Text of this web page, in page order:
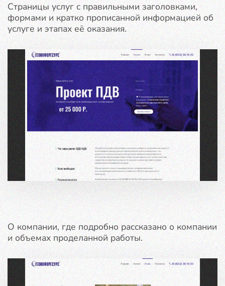
Страницы услуг с правильными заголовками,
формами и кратко прописанной информацией об
услуге и этапах её оказания.
О компании, где подробно рассказано о компании
и объемах проделанной работы.